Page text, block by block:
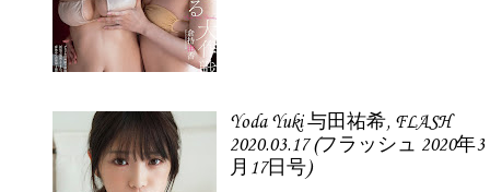
Yoda Yuki 与田祐希, FLASH
2020.03.17 (フラッシュ 2020年3
月17日号)